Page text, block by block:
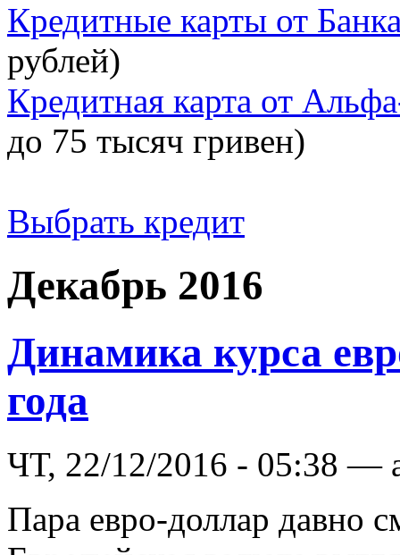
Кредитные карты от
рублей)
Кредитная карта от
до 75 тысяч гривен)
Выбрать кредит
Декабрь 2016
Динамика курса
года
ЧТ, 22/12/2016 - 05:38 —
Пара евро-доллар давно